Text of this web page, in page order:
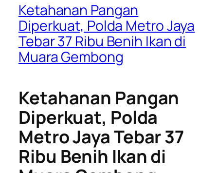
Ketahanan Pangan
Diperkuat, Polda Metro Jaya
Tebar 37 Ribu Benih Ikan di
Muara Gembong
Ketahanan Pangan
Diperkuat, Polda
Metro Jaya Tebar 37
Ribu Benih Ikan di